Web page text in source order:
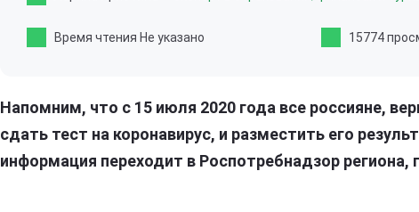
Время чтения Не указано 15774
Напомним, что с 15 июля 2020 года все россияне,
сдать тест на коронавирус, и разместить его
информация переходит в Роспотребнадзор региона,